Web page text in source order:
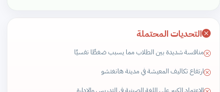
التحديات المحتملة
منافسة شديدة بين الطلاب مما يسبب ضغطًا نفسيًا
ارتفاع تكاليف المعيشة في مدينة هانغتشو